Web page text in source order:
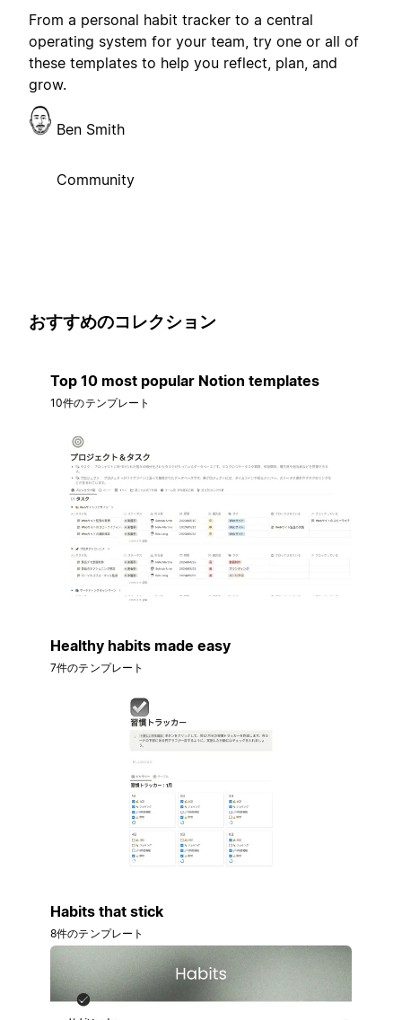
From a personal habit tracker to a central
operating system for your team, try one or all of
these templates to help you reflect, plan, and
grow.
Ben Smith
Community
おすすめのコレクション
Top 10 most popular Notion templates
10件のテンプレート
Healthy habits made easy
7件のテンプレート
Habits that stick
8件のテンプレート